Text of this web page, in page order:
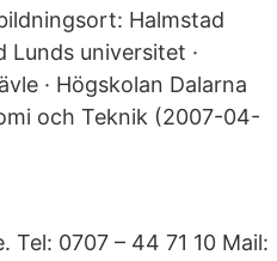
Halmstad
Lunds universitet ·
· Högskolan Dalarna
och Teknik (2007-04-
0707 – 44 71 10 Mail: